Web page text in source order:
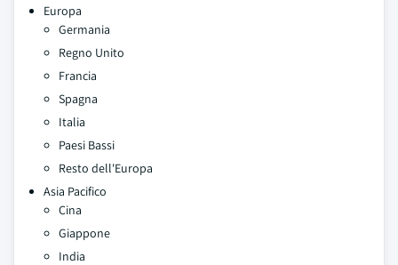
Europa
Germania
Regno Unito
Francia
Spagna
Italia
Paesi Bassi
Resto dell'Europa
Asia Pacifico
Cina
Giappone
India